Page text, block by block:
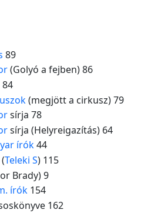
89
(Golyó a fejben) 86
84
(megjött a cirkusz) 79
sírja 78
sírja (Helyreigazítás) 64
írók44
Teleki S) 115
Brady) 9
írók154
162